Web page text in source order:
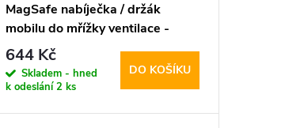
MagSafe nabíječka / držák
mobilu do mřížky ventilace -
Tech-Protect, MM15W-V1
644 Kč
Skladem - hned
k odeslání2 ks
DO KOŠÍKU